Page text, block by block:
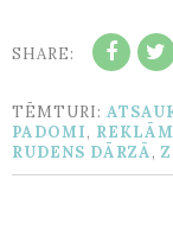
SHARE:
TĒMTURI:
PADOMI,
RUDENS DĀRZĀ,